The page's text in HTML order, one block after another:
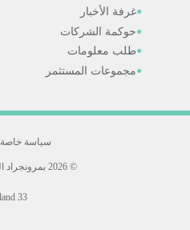
غرفة الأخبار
حوكمة الشركات
طلب معلومات
مجموعات المستثمر
سياسة خاصة
© 2026 بمرونجراد الدولي
33 Sukhumvit 3, Wattana, Bangkok 10110 Thailand.